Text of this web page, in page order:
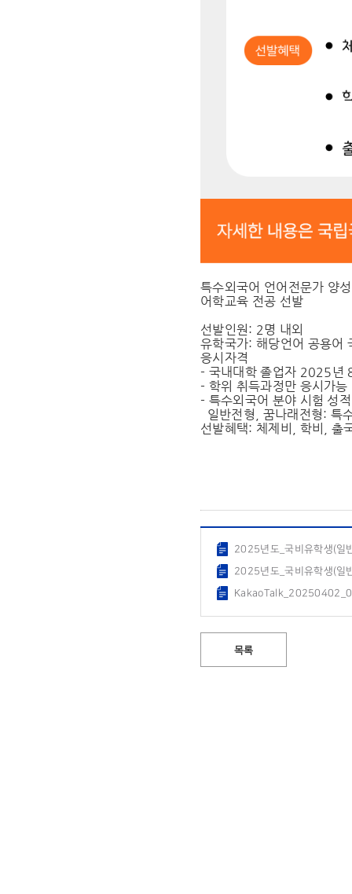
특수외국어 언어전문가 양
어학교육 전공 선발
선발인원: 2명 내외
유학국가: 해당언어 공용어
응시자격
- 국내대학 졸업자 2025년
- 학위 취득과정만 응시가능
- 특수외국어 분야 시험 성
일반전형, 꿈나래전형: 특
선발혜택: 체제비, 학비, 출
2025년도_국비유학생(일
2025년도_국비유학생(일
목록